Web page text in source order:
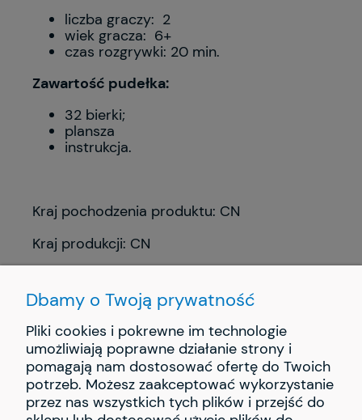
liczba graczy: 2
wiek gracza: 6+
czas rozgrywki: 20 min.
Zawartość pudełka:
32 bierki;
plansza
instrukcja.
Kraj pochodzenia produktu: CN
Kraj produkcji: CN
INFORMACJE
PŁATNOŚCI I DOSTAWA
Dbamy o Twoją prywatność
Pliki cookies i pokrewne im technologie
umożliwiają poprawne działanie strony i
pomagają nam dostosować ofertę do Twoich
potrzeb. Możesz zaakceptować wykorzystanie
przez nas wszystkich tych plików i przejść do